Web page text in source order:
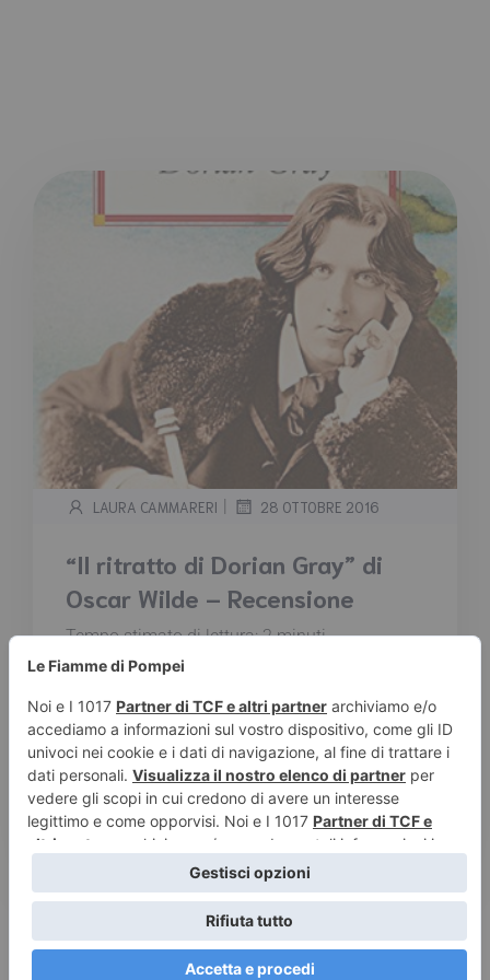
LAURA CAMMARERI | 28 OTTOBRE 2016
“Il ritratto di Dorian Gray” di
Oscar Wilde – Recensione
Tempo stimato di lettura:2 minuti
Il ritratto di Dorian Gray, capolavoro indiscusso
considerato il vangelo dell'estetismo e del
decadentismo. I grandi classici della
letteratura mondiale in una nuova collana
tascabile dalla veste grafica brillante e
innovativa...
Leggi tutto